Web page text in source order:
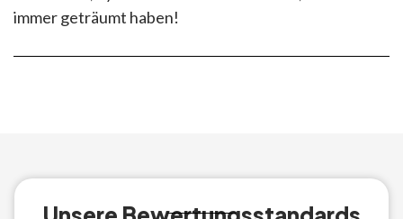
immer geträumt haben!